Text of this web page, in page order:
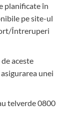
planificate în
pe site-ul
Întreruperi
aceste
unei
telverde 0800